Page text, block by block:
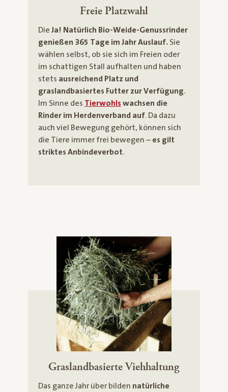
Freie Platzwahl
Die Ja! Natürlich Bio-Weide-Genussrinder
genießen 365 Tage im Jahr Auslauf. Sie
wählen selbst, ob sie sich im Freien oder
im schattigen Stall aufhalten und haben
stets ausreichend Platz und
graslandbasiertes Futter zur Verfügung.
Im Sinne des Tierwohls wachsen die
Rinder im Herdenverband auf. Da dazu
auch viel Bewegung gehört, können sich
die Tiere immer frei bewegen – es gilt
striktes Anbindeverbot.
Graslandbasierte Viehhaltung
Das ganze Jahr über bilden natürliche